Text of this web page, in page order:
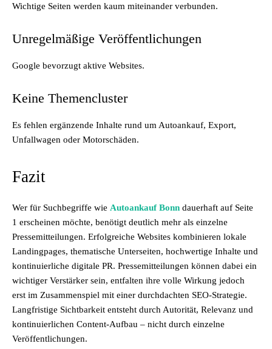
Wichtige Seiten werden kaum miteinander verbunden.
Unregelmäßige Veröffentlichungen
Google bevorzugt aktive Websites.
Keine Themencluster
Es fehlen ergänzende Inhalte rund um Autoankauf, Export,
Unfallwagen oder Motorschäden.
Fazit
Wer für Suchbegriffe wie Autoankauf Bonn dauerhaft auf Seite
1 erscheinen möchte, benötigt deutlich mehr als einzelne
Pressemitteilungen. Erfolgreiche Websites kombinieren lokale
Landingpages, thematische Unterseiten, hochwertige Inhalte und
kontinuierliche digitale PR. Pressemitteilungen können dabei ein
wichtiger Verstärker sein, entfalten ihre volle Wirkung jedoch
erst im Zusammenspiel mit einer durchdachten SEO-Strategie.
Langfristige Sichtbarkeit entsteht durch Autorität, Relevanz und
kontinuierlichen Content-Aufbau – nicht durch einzelne
Veröffentlichungen.